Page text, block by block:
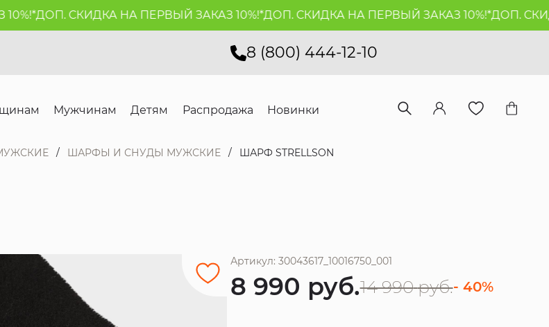
ДОП. СКИДКА НА ПЕРВЫЙ ЗАКАЗ 10%!*ДОП. СКИДКА НА ПЕРВЫЙ ЗАКАЗ 10%!*ДОП.
8 (800) 444-12-10
Мужчинам Детям Распродажа Новинки
ШАРФЫ И СНУДЫ МУЖСКИЕ ШАРФ STRELLSON
Артикул: 30043617_10016750_001
8 990 руб.14 990 руб.- 40%